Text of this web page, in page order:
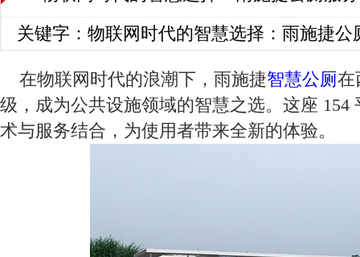
关键字：物联网时代的智慧选择：雨施捷公
在物联网时代的浪潮下，雨施捷智慧公厕在
级，成为公共设施领域的智慧之选。这座 154
术与服务结合，为使用者带来全新的体验。